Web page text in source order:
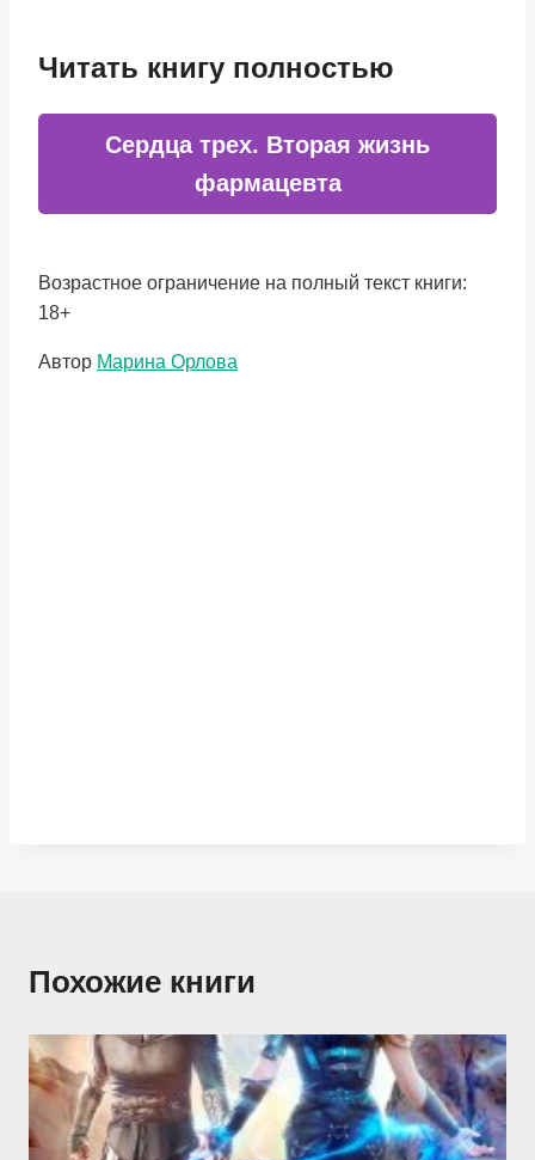
Читать книгу полностью
Сердца трех. Вторая жизнь
фармацевта
Возрастное ограничение на полный текст книги:
18+
Метки
Автор Марина Орлова
Похожие книги